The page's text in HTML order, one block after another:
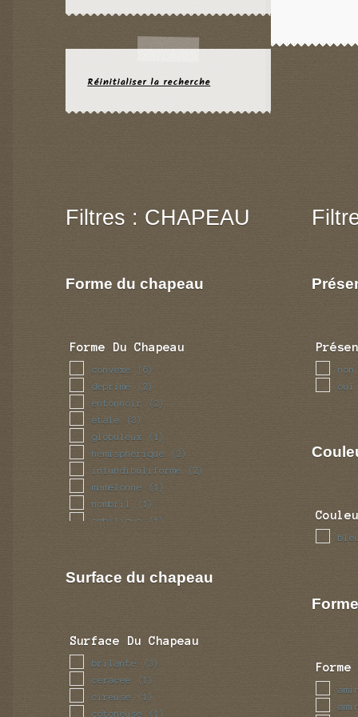
Réinitialiser la recherche
Filtres : CHAPEAU
Forme du chapeau
Forme Du Chapeau
convexe (6)
deprime (2)
entonnoir (2)
etale (3)
globuleux (1)
hemispherique (2)
infundibuliforme (2)
mamelonne (1)
nombril (1)
ombilique (1)
Surface du chapeau
Surface Du Chapeau
brilante (3)
ceracee (1)
cireuse (1)
cotoneuse (1)
non
oui
bleu